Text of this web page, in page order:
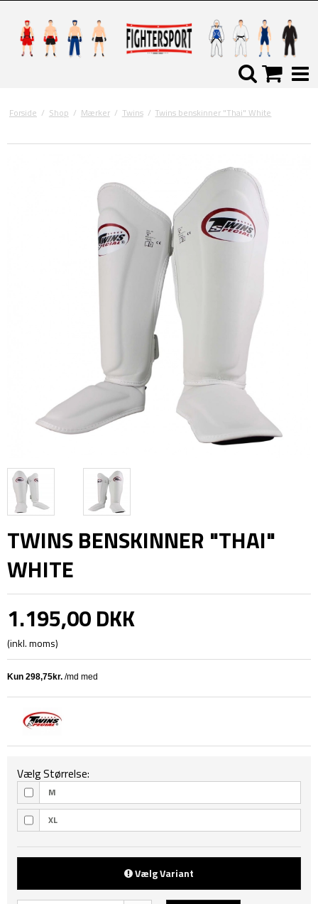
Forside / Shop / Mærker / Twins / Twins benskinner "Thai" White
TWINS BENSKINNER "THAI"
WHITE
1.195,00 DKK
(inkl. moms)
Vælg Størrelse:
M
XL
Vælg Variant